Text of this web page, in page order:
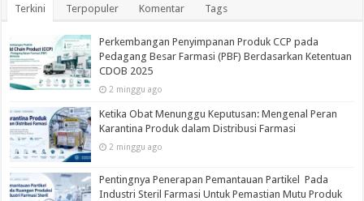
Terkini Terpopuler Komentar Tags
Perkembangan Penyimpanan Produk CCP pada
Pedagang Besar Farmasi (PBF) Berdasarkan Ketentuan
CDOB 2025
2 minggu ago
Ketika Obat Menunggu Keputusan: Mengenal Peran
Karantina Produk dalam Distribusi Farmasi
2 minggu ago
Pentingnya Penerapan Pemantauan Partikel Pada
Industri Steril Farmasi Untuk Pemastian Mutu Produk